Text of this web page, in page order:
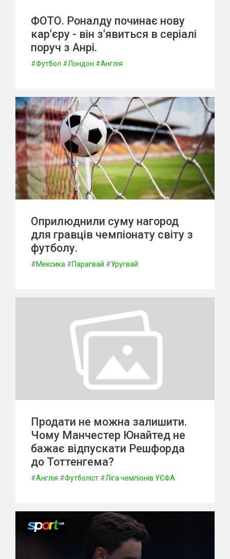
ФОТО. Роналду починає нову
кар'єру - він з'явиться в серіалі
поруч з Анрі.
#Футбол #Лондон #Англія
Оприлюднили суму нагород
для гравців чемпіонату світу з
футболу.
#Мексика #Парагвай #Уругвай
Продати не можна залишити.
Чому Манчестер Юнайтед не
бажає відпускати Решфорда
до Тоттенгема?
#Англія #Футболіст #Ліга чемпіонів УЄФА